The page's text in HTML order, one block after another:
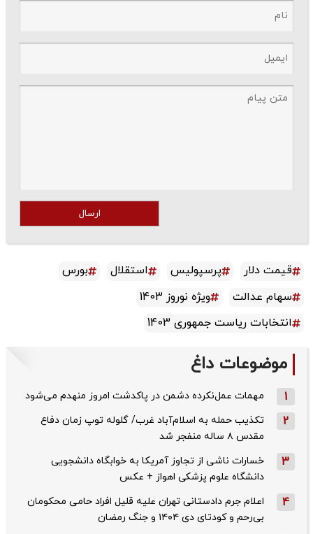
ارسال
قیمت دلار پرسپولیس استقلال
بورس
سهام عدالت
ویژه نوروز 1403
انتخابات ریاست جمهوری 1403
موضوعات داغ
1 مهمات عمل‌نکرده دشمن در پاکدشت امروز منهدم می‌شود
2
تکذیب حمله به اسلام‌آباد غرب/ گلوله توپ زمان دفاع
مقدس ۸ ساله منفجر شد
3
خسارات ناشی از تجاوز آمریکا به خوابگاه دانشجویی
دانشگاه علوم پزشکی اهواز + عکس
4
اعلام جرم دادستانی تهران علیه قلیل افراد حامی محکومان
بی‌رحم و کودتای دی‌ ۱۴۰۴ و جنگ رمضان